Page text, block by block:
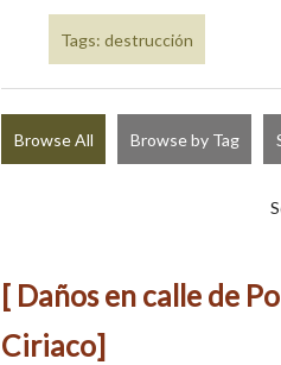
Tags: destrucción
Browse All Browse by Tag
[ Daños en calle de
Ciriaco]